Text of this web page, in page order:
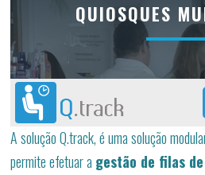
QUIOSQUES
A solução Q.track, é uma solução
permite efetuar a gestão de filas